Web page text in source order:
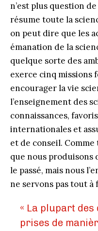
n’est plus question
résume toute la
on peut dire que les
émanation de la
quelque sorte des
exerce cinq missions
encourager la vie
l’enseignement des
connaissances,
internationales et
et de conseil. Comme
que nous produisons
le passé, mais nous
ne servons pas tout à
« La plupart des
prises de